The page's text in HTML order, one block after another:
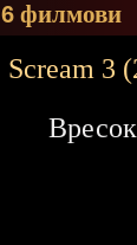
6 филмови
Scream 3